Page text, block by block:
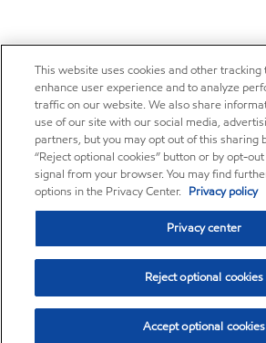
This website uses cookies and other
enhance user experience and to analyze
traffic on our website. We also share
use of our site with our social media,
partners, but you may opt out of this sharing
“Reject optional cookies” button or by opt-
signal from your browser. You may find
options in the Privacy Center. Privacy policy
Privacy center
Reject optional cookies
Accept optional cookies